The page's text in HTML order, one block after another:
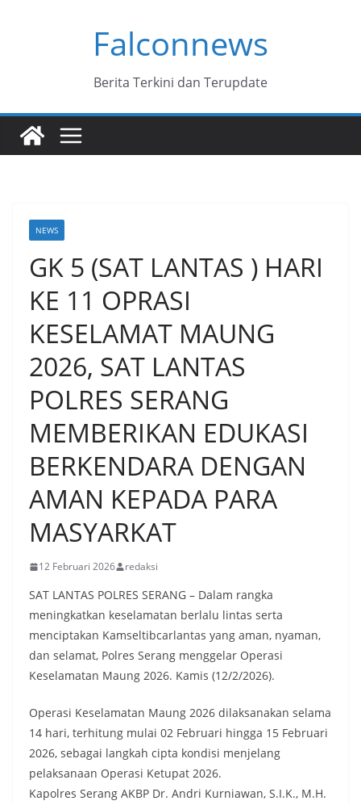
Falconnews
Berita Terkini dan Terupdate
NEWS
GK 5 (SAT LANTAS ) HARI
KE 11 OPRASI
KESELAMAT MAUNG
2026, SAT LANTAS
POLRES SERANG
MEMBERIKAN EDUKASI
BERKENDARA DENGAN
AMAN KEPADA PARA
MASYARKAT
12 Februari 2026 redaksi
SAT LANTAS POLRES SERANG – Dalam rangka
meningkatkan keselamatan berlalu lintas serta
menciptakan Kamseltibcarlantas yang aman, nyaman,
dan selamat, Polres Serang menggelar Operasi
Keselamatan Maung 2026. Kamis (12/2/2026).
Operasi Keselamatan Maung 2026 dilaksanakan selama
14 hari, terhitung mulai 02 Februari hingga 15 Februari
2026, sebagai langkah cipta kondisi menjelang
pelaksanaan Operasi Ketupat 2026.
Kapolres Serang AKBP Dr. Andri Kurniawan, S.I.K., M.H.